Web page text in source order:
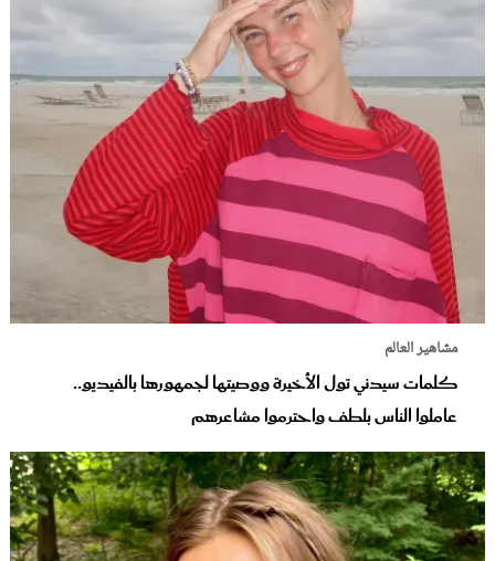
مشاهير العالم
كلمات سيدني تول الأخيرة ووصيتها لجمهورها بالفيديو..
عاملوا الناس بلطف واحترموا مشاعرهم